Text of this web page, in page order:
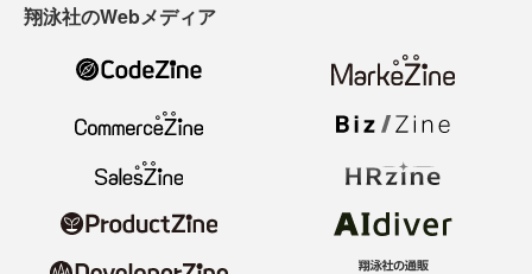
翔泳社のWebメディア